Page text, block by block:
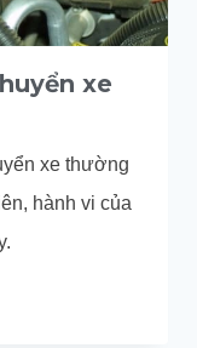
xe
xe thường
hành vi của